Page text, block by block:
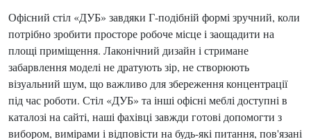
Офісний стіл «ДУБ» завдяки Г-подібній формі зручний, коли
потрібно зробити просторе робоче місце і заощадити на
площі приміщення. Лаконічний дизайн і стримане
забарвлення моделі не дратують зір, не створюють
візуальний шум, що важливо для збереження концентрації
під час роботи. Стіл «ДУБ» та інші офісні меблі доступні в
каталозі на сайті, наші фахівці завжди готові допомогти з
вибором, вимірами і відповісти на будь-які питання, пов'язані